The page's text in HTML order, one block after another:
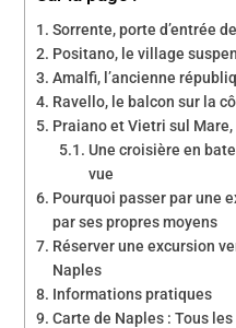
Sorrente, porte d’entrée
Positano, le village
Amalfi, l’ancienne
Ravello, le balcon sur la
Praiano et Vietri sul
Une croisière en
vue
Pourquoi passer par une
par ses propres moyens
Réserver une excursion
Naples
Informations pratiques
Carte de Naples : Tous